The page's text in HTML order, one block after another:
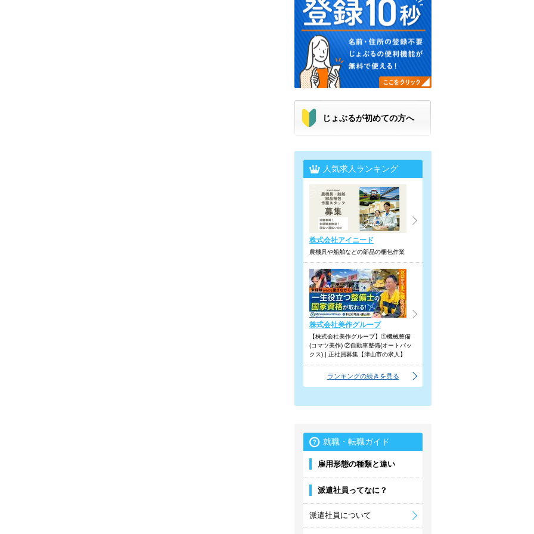
じょぶるが初めての方へ
人気求人ランキング
株式会社アイニード
農機具や船舶などの部品の梱包作業
株式会社美作グループ
【株式会社美作グループ】①機械整備
(コマツ美作) ②自動車整備(オートバッ
クス) | 正社員募集【津山市の求人】
ランキングの続きを見る
就職・転職ガイド
雇用形態の種類と違い
派遣社員ってなに？
派遣社員について